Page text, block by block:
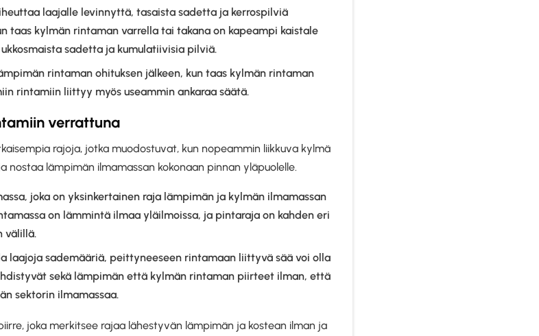
laajalle levinnyttä, tasaista sadetta ja kerrospilviä
taas kylmän rintaman varrella tai takana on kapeampi kaistale
sadetta ja kumulatiivisia pilviä.
rintaman ohituksen jälkeen, kun taas kylmän rintaman
rintamiin liittyy myös useammin ankaraa säätä.
verrattuna
rajoja, jotka muodostuvat, kun nopeammin liikkuva kylmä
lämpimän ilmamassan kokonaan pinnan yläpuolelle.
joka on yksinkertainen raja lämpimän ja kylmän ilmamassan
on lämmintä ilmaa yläilmoissa, ja pintaraja on kahden eri
välillä.
laajoja sademääriä, peittyneeseen rintamaan liittyvä sää voi olla
sekä lämpimän että kylmän rintaman piirteet ilman, että
sektorin ilmamassaa.
joka merkitsee rajaa lähestyvän lämpimän ja kostean ilman ja